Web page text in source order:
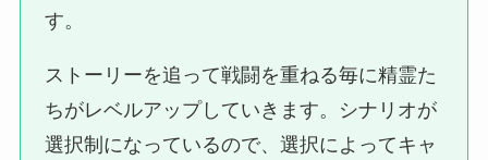
す。
ストーリーを追って戦闘を重ねる毎に精霊た
ちがレベルアップしていきます。シナリオが
選択制になっているので、選択によってキャ